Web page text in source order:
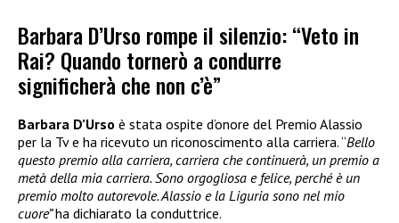
Barbara D’Urso rompe il silenzio: “Veto in
Rai? Quando tornerò a condurre
significherà che non c’è”
Barbara D’Urso è stata ospite d’onore del Premio Alassio
per la Tv e ha ricevuto un riconoscimento alla carriera. “Bello
questo premio alla carriera, carriera che continuerà, un premio a
metà della mia carriera. Sono orgogliosa e felice, perché è un
premio molto autorevole. Alassio e la Liguria sono nel mio
cuore”ha dichiarato la conduttrice.